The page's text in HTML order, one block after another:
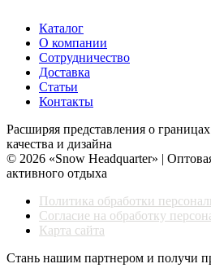
Каталог
О компании
Сотрудничество
Доставка
Статьи
Контакты
Расширяя представления о границах
качества и дизайна
© 2026 «Snow Headquarter» |
активного отдыха
Политика обработки
Согласие на обработку
Карта сайта
Стань нашим партнером и получи